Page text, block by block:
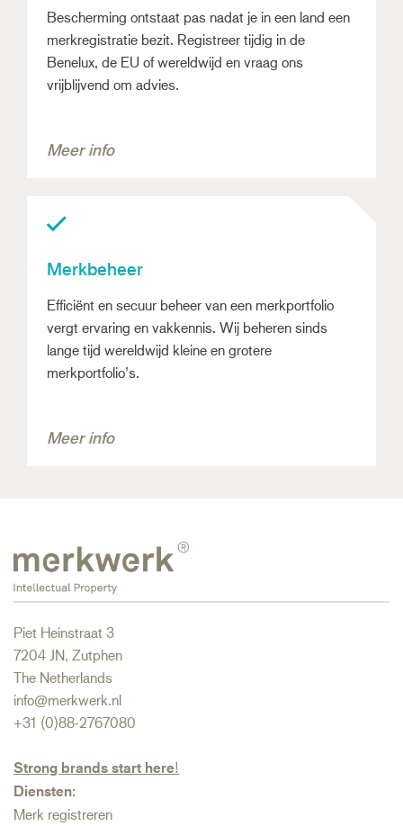
Bescherming ontstaat pas nadat je in een land een
merkregistratie bezit. Registreer tijdig in de
Benelux, de EU of wereldwijd en vraag ons
vrijblijvend om advies.
Meer info
Merkbeheer
Efficiënt en secuur beheer van een merkportfolio
vergt ervaring en vakkennis. Wij beheren sinds
lange tijd wereldwijd kleine en grotere
merkportfolio’s.
Meer info
Piet Heinstraat 3
7204 JN, Zutphen
The Netherlands
info@merkwerk.nl
+31 (0)88-2767080
Strong brands start here!
Diensten:
Merk registreren